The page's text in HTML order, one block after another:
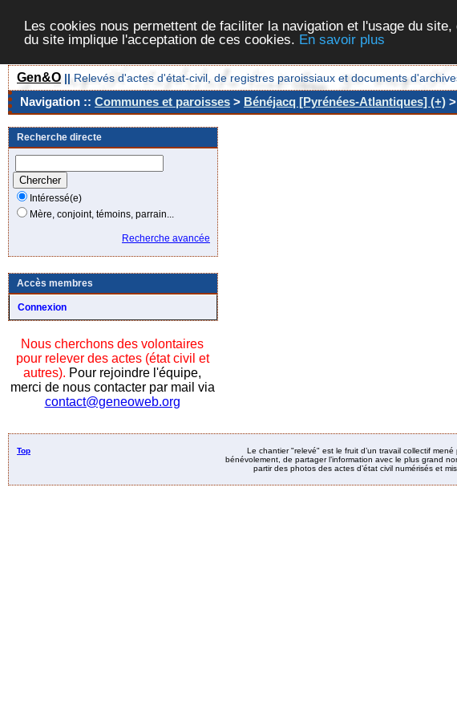
Les cookies nous permettent de faciliter la navigation et l'usage du
du site implique l'acceptation de ces cookies. En savoir plus
Gen&O || Relevés d'actes d'état-civil, de registres paroissiaux et documents
Navigation :: Communes et paroisses > Bénéjacq [Pyrénées-Atlantiques] (+)
Recherche directe
Intéressé(e)
Mère, conjoint, témoins, parrain...
Recherche avancée
Accès membres
Connexion
Nous cherchons des volontaires
pour relever des actes (état civil et
autres). Pour rejoindre l'équipe,
merci de nous contacter par mail via
contact@geneoweb.org
Top
Le chantier "relevé" est le fruit d’un travail collectif
bénévolement, de partager l’information avec le plus grand
partir des photos des actes d’état civil numérisés et